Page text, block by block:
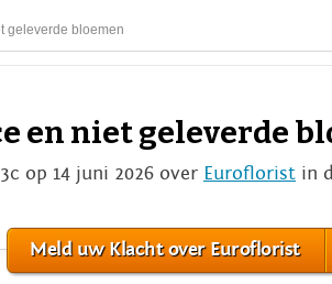
geleverde bloemen
en niet geleverde
op 14 juni 2026 over Euroflorist in
Meld uw Klacht over Euroflorist